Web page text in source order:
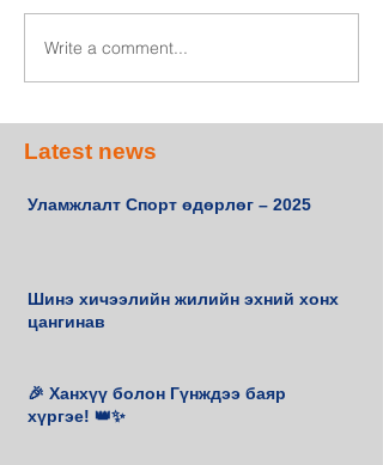
Write a comment...
Latest news
Уламжлалт Спорт өдөрлөг – 2025
Шинэ хичээлийн жилийн эхний хонх
цангинав
🎉 Ханхүү болон Гүнждээ баяр
хүргэе! 👑✨